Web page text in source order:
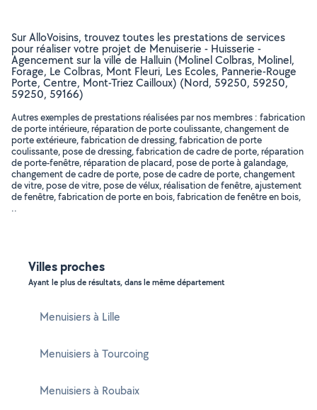
Sur AlloVoisins, trouvez toutes les prestations de services
pour réaliser votre projet de Menuiserie - Huisserie -
Agencement sur la ville de Halluin (Molinel Colbras, Molinel,
Forage, Le Colbras, Mont Fleuri, Les Ecoles, Pannerie-Rouge
Porte, Centre, Mont-Triez Cailloux) (Nord, 59250, 59250,
59250, 59166)
Autres exemples de prestations réalisées par nos membres : fabrication
de porte intérieure, réparation de porte coulissante, changement de
porte extérieure, fabrication de dressing, fabrication de porte
coulissante, pose de dressing, fabrication de cadre de porte, réparation
de porte-fenêtre, réparation de placard, pose de porte à galandage,
changement de cadre de porte, pose de cadre de porte, changement
de vitre, pose de vitre, pose de vélux, réalisation de fenêtre, ajustement
de fenêtre, fabrication de porte en bois, fabrication de fenêtre en bois,
..
Villes proches
Ayant le plus de résultats, dans le même département
Menuisiers à Lille
Menuisiers à Tourcoing
Menuisiers à Roubaix